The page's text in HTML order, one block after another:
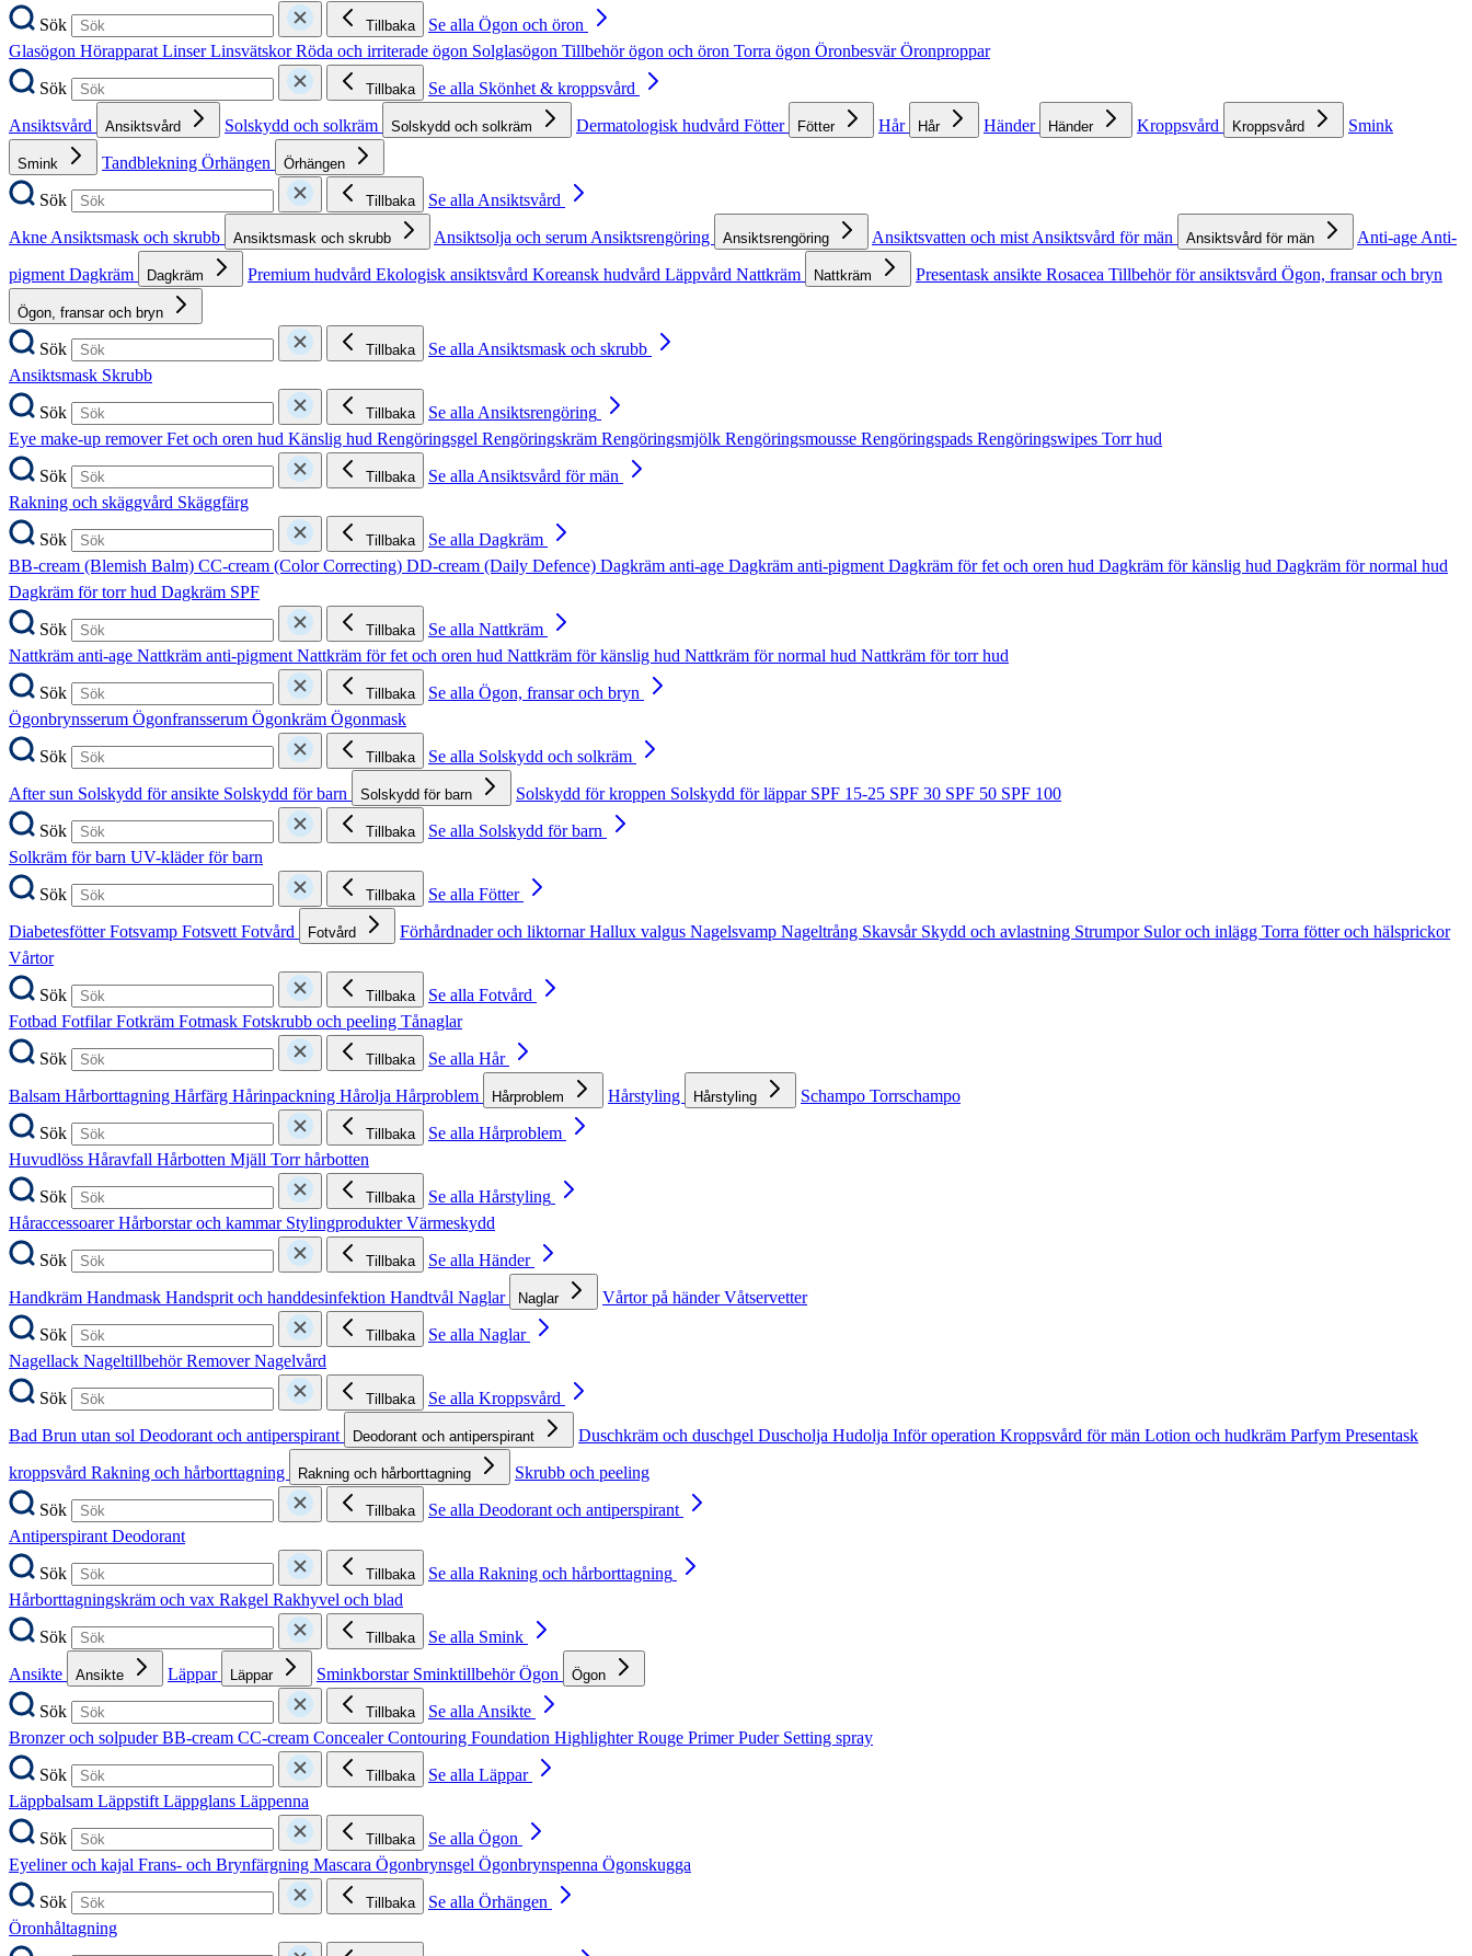
Sök
Tillbaka
Se alla Ögon och öron
Glasögon Hörapparat LinserLinsvätskorRöda och irriterade ögon Solglasögon Tillbehör ögon och öron Torra ögon ÖronbesvärÖronproppar
Sök
Tillbaka
Se alla Skönhet & kroppsvård
Ansiktsvård
Ansiktsvård Solskydd och solkräm Solskydd och solkräm Dermatologisk hudvård Fötter Fötter Hår Hår Händer Händer Kroppsvård Kroppsvård Smink
Smink Tandblekning Örhängen Örhängen
Sök Tillbaka
Se alla Ansiktsvård
Akne Ansiktsmask och skrubb Ansiktsmask och skrubb Ansiktsolja och serum Ansiktsrengöring Ansiktsrengöring Ansiktsvatten och mist Ansiktsvård för män Ansiktsvård för män Anti-age Anti-
pigment Dagkräm Dagkräm Premium hudvård Ekologisk ansiktsvård Koreansk hudvård Läppvård Nattkräm Nattkräm Presentask ansikte Rosacea Tillbehör för ansiktsvård Ögon, fransar och bryn
Ögon, fransar och bryn
Sök Tillbaka
Se alla Ansiktsmask och skrubb
Ansiktsmask Skrubb
Sök
Tillbaka
Se alla Ansiktsrengöring
Eye make-up removerFet och oren hud Känslig hud Rengöringsgel Rengöringskräm Rengöringsmjölk Rengöringsmousse Rengöringspads Rengöringswipes Torr hud
Sök
Tillbaka
Se alla Ansiktsvård för män
Rakning och skäggvård Skäggfärg
Sök
Tillbaka
Se alla Dagkräm
BB-cream (Blemish Balm) CC-cream (Color Correcting) DD-cream (Daily Defence) Dagkräm anti-age Dagkräm anti-pigment Dagkräm för fet och oren hud Dagkräm för känslig hud Dagkräm för normal hud
Dagkräm för torr hud Dagkräm SPF
Sök
Tillbaka
Se alla Nattkräm
Nattkräm anti-age Nattkräm anti-pigment Nattkräm för fet och oren hud Nattkräm för känslig hud Nattkräm för normal hud Nattkräm för torr hud
Sök
Tillbaka
Se alla Ögon, fransar och bryn
Ögonbrynsserum Ögonfransserum Ögonkräm Ögonmask
Sök
Tillbaka
Se alla Solskydd och solkräm
After sun Solskydd för ansikte Solskydd för barn Solskydd för barn Solskydd för kroppen Solskydd för läppar SPF 15-25 SPF 30 SPF 50 SPF 100
Sök
Tillbaka
Se alla Solskydd för barn
Solkräm för barn UV-kläder för barn
Sök
Tillbaka
Se alla Fötter
DiabetesfötterFotsvamp Fotsvett Fotvård Fotvård Förhårdnader och liktornarHallux valgus Nagelsvamp Nageltrång Skavsår Skydd och avlastning Strumpor Sulor och inlägg Torra fötter och hälsprickor
Vårtor
Sök
Tillbaka
Se alla Fotvård
Fotbad FotfilarFotkräm Fotmask Fotskrubb och peeling Tånaglar
Sök
Tillbaka
Se alla Hår
Balsam Hårborttagning Hårfärg Hårinpackning Hårolja Hårproblem Hårproblem Hårstyling Hårstyling Schampo Torrschampo
Sök
Tillbaka
Se alla Hårproblem
Huvudlöss Håravfall Hårbotten Mjäll Torr hårbotten
Sök
Tillbaka
Se alla Hårstyling
HåraccessoarerHårborstar och kammar StylingprodukterVärmeskydd
Sök
Tillbaka
Se alla Händer
Handkräm Handmask Handsprit och handdesinfektion Handtvål Naglar Naglar Vårtor på händerVåtservetter
Sök
Tillbaka
Se alla Naglar
Nagellack NageltillbehörRemoverNagelvård
Sök
Tillbaka
Se alla Kroppsvård
Bad Brun utan sol Deodorant och antiperspirant Deodorant och antiperspirant Duschkräm och duschgel Duscholja Hudolja Inför operation Kroppsvård för män Lotion och hudkräm Parfym Presentask
kroppsvård Rakning och hårborttagning Rakning och hårborttagning
Skrubb och peeling
Sök
Tillbaka
Se alla Deodorant och antiperspirant
Antiperspirant Deodorant
Sök
Tillbaka
Se alla Rakning och hårborttagning
Hårborttagningskräm och vax Rakgel Rakhyvel och blad
Sök
Tillbaka
Se alla Smink
Ansikte
Ansikte Läppar Läppar Sminkborstar SminktillbehörÖgon Ögon
Sök Tillbaka
Se alla Ansikte
Bronzer och solpuderBB-cream CC-cream ConcealerContouring Foundation HighlighterRouge PrimerPuder Setting spray
Sök
Tillbaka
Se alla Läppar
Läppbalsam Läppstift Läppglans Läppenna
Sök
Tillbaka
Se alla Ögon
Eyeliner och kajal Frans- och Brynfärgning Mascara Ögonbrynsgel Ögonbrynspenna Ögonskugga
Sök
Tillbaka
Se alla Örhängen
Öronhåltagning